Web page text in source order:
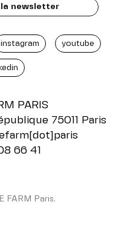
instagram youtube
PARIS
75011 Paris
66 41
FARM Paris.